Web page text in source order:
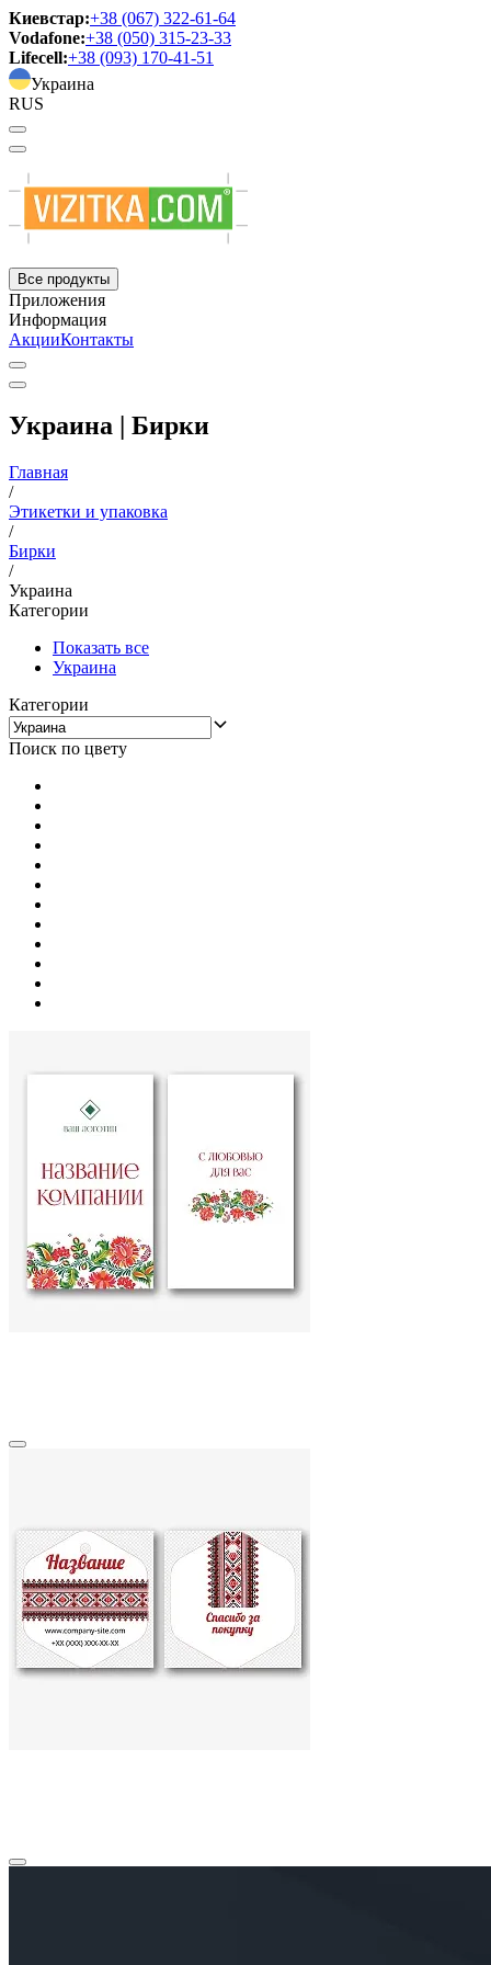
Киевстар:+38 (067) 322-61-64
Vodafone:+38 (050) 315-23-33
Lifecell:+38 (093) 170-41-51
Украина
RUS
Все продукты
Приложения
Информация
АкцииКонтакты
Украина | Бирки
Главная
/
Этикетки и упаковка
/
Бирки
/
Украина
Категории
Показать все
Украина
Категории
Поиск по цвету